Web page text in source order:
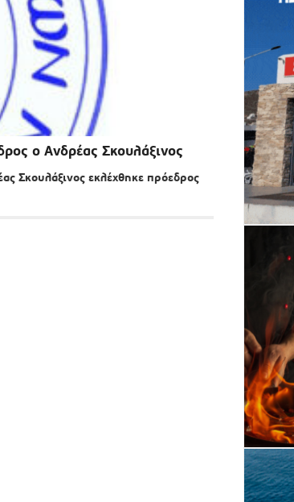
ο Ανδρέας Σκουλάξινος
Σκουλάξινος εκλέχθηκε πρόεδρος